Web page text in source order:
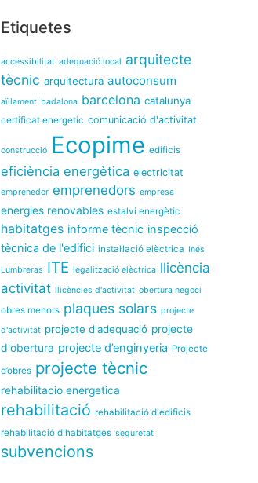
Etiquetes
accessibilitat adequació local arquitecte
tècnic arquitectura autoconsum
aïllament badalona barcelona catalunya
certificat energetic comunicació d'activitat
construcció Ecopime edificis
eficiència energètica electricitat
emprenedor emprenedors empresa
energies renovables estalvi energètic
habitatges informe tècnic inspecció
tècnica de l'edifici instal·lació elèctrica Inés
Lumbreras ITE legalització elèctrica llicència
activitat llicències d'activitat obertura negoci
obres menors plaques solars projecte
d'activitat projecte d'adequació projecte
d'obertura projecte d’enginyeria Projecte
d’obres projecte tècnic
rehabilitacio energetica
rehabilitació rehabilitació d'edificis
rehabilitació d'habitatges seguretat
subvencions